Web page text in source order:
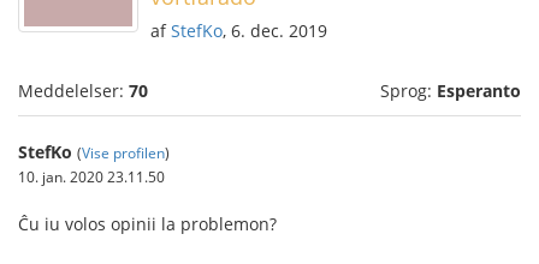
afStefKo, 6. dec. 2019
Meddelelser: 70 Sprog: Esperanto
StefKo (Vise profilen)
10. jan. 2020 23.11.50
Ĉu iu volos opinii la problemon?